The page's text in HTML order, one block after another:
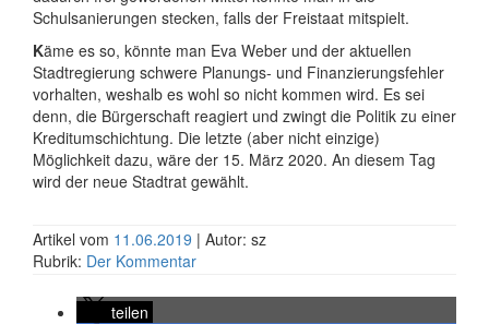
Schulsanierungen stecken, falls der Freistaat mitspielt.
Käme es so, könnte man Eva Weber und der aktuellen
Stadtregierung schwere Planungs- und Finanzierungsfehler
vorhalten, weshalb es wohl so nicht kommen wird. Es sei
denn, die Bürgerschaft reagiert und zwingt die Politik zu einer
Kreditumschichtung. Die letzte (aber nicht einzige)
Möglichkeit dazu, wäre der 15. März 2020. An diesem Tag
wird der neue Stadtrat gewählt.
Artikel vom 11.06.2019 | Autor: sz
Rubrik: Der Kommentar
teilen